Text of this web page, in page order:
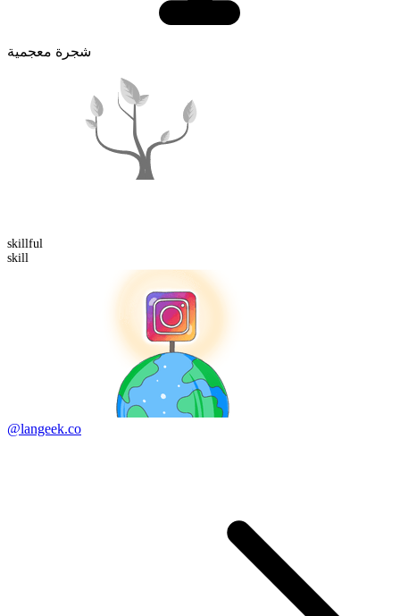
شجرة معجمية
skillful
skill
@langeek.co